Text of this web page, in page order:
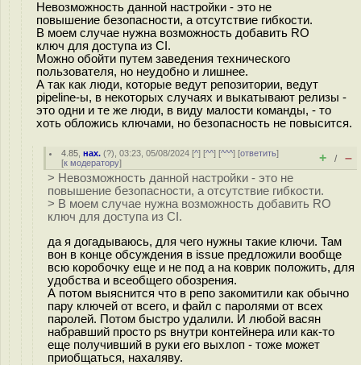
Невозможность данной настройки - это не
повышение безопасности, а отсутствие гибкости.
В моем случае нужна возможность добавить RO
ключ для доступа из CI.
Можно обойти путем заведения технического
пользователя, но неудобно и лишнее.
А так как люди, которые ведут репозитории, ведут
pipeline-ы, в некоторых случаях и выкатывают релизы -
это одни и те же люди, в виду малости команды, - то
хоть обложись ключами, но безопасность не повысится.
4.85 ,нах. (?), 03:23, 05/08/2024 [^] [^^] [^^^] [ответить]
[к модератору] + / –
> Невозможность данной настройки - это не
повышение безопасности, а отсутствие гибкости.
> В моем случае нужна возможность добавить RO
ключ для доступа из CI.
да я догадываюсь, для чего нужны такие ключи. Там
вон в конце обсуждения в issue предложили вообще
всю коробочку еще и не под а на коврик положить, для
удобства и всеобщего обозрения.
А потом выяснится что в репо закомитили как обычно
пару ключей от всего, и файл с паролями от всех
паролей. Потом быстро удалили. И любой васян
набравший просто ps внутри контейнера или как-то
еще получивший в руки его выхлоп - тоже может
приобщаться, нахаляву.